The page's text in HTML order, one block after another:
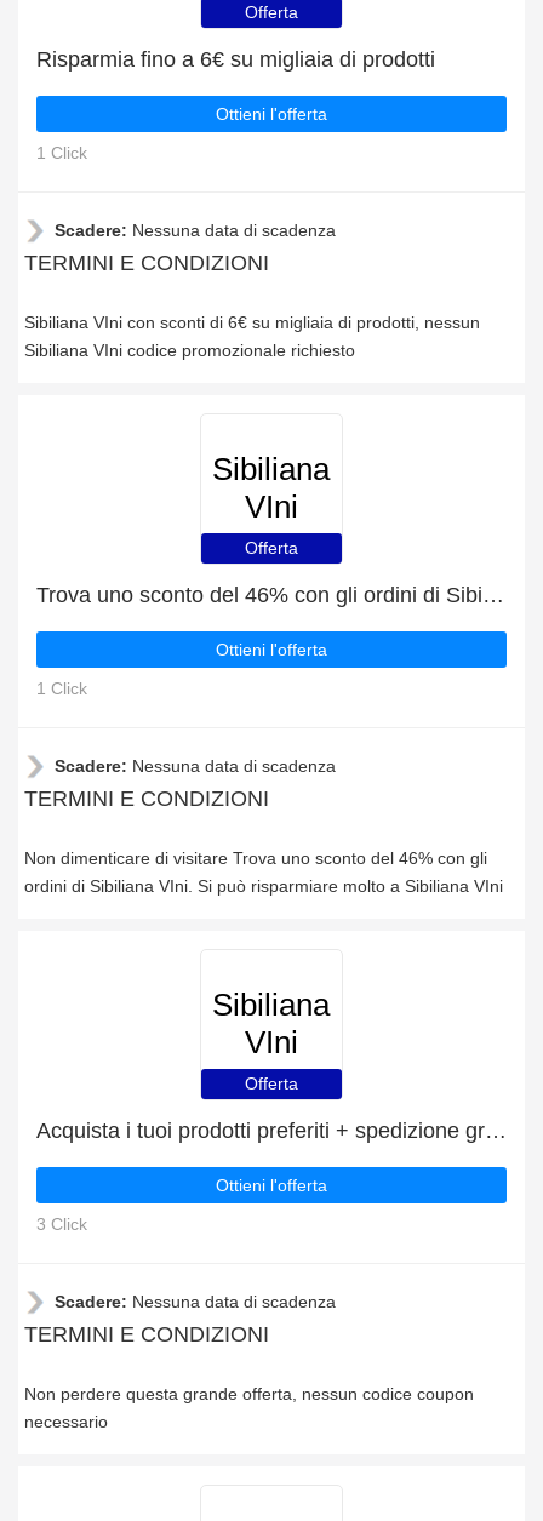
Offerta
Risparmia fino a 6€ su migliaia di prodotti
Ottieni l'offerta
1 Click
Scadere: Nessuna data di scadenza
TERMINI E CONDIZIONI
Sibiliana VIni con sconti di 6€ su migliaia di prodotti, nessun
Sibiliana VIni codice promozionale richiesto
Sibiliana
VIni
Offerta
Trova uno sconto del 46% con gli ordini di Sibiliana VIni
Ottieni l'offerta
1 Click
Scadere: Nessuna data di scadenza
TERMINI E CONDIZIONI
Non dimenticare di visitare Trova uno sconto del 46% con gli
ordini di Sibiliana VIni. Si può risparmiare molto a Sibiliana VIni
Sibiliana
VIni
Offerta
Acquista i tuoi prodotti preferiti + spedizione gratuita
Ottieni l'offerta
3 Click
Scadere: Nessuna data di scadenza
TERMINI E CONDIZIONI
Non perdere questa grande offerta, nessun codice coupon
necessario